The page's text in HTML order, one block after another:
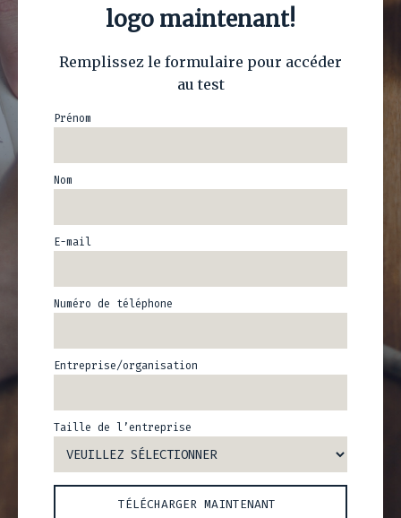
logo maintenant!
Remplissez le formulaire pour accéder
au test
Prénom
Nom
E-mail
Numéro de téléphone
Entreprise/organisation
Taille de l’entreprise